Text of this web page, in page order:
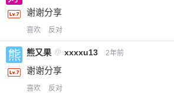
谢谢分享
喜欢 反对
熊又果 @ xxxxu13 2年前
谢谢分享
喜欢 反对